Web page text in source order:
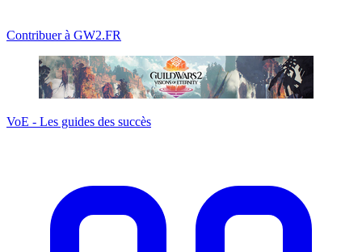
Contribuer à GW2.FR
VoE - Les guides des succès